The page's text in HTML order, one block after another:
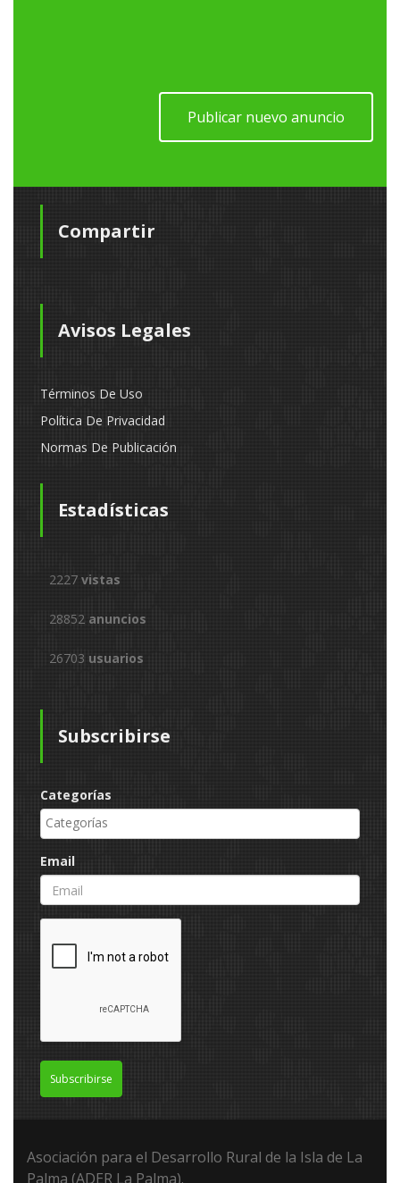
Publicar nuevo anuncio
Compartir
Avisos Legales
Términos De Uso
Política De Privacidad
Normas De Publicación
Estadísticas
2227 vistas
28852 anuncios
26703 usuarios
Subscribirse
Categorías
Email
Subscribirse
Asociación para el Desarrollo Rural de la Isla de La
Palma (ADER La Palma).